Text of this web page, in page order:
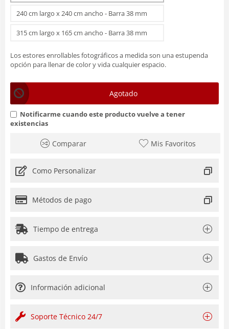
240 cm largo x 240 cm ancho - Barra 38 mm
315 cm largo x 165 cm ancho - Barra 38 mm
Los estores enrollables fotográficos a medida son una estupenda
opción para llenar de color y vida cualquier espacio.
Agotado
Notificarme cuando este producto vuelve a tener
existencias
Comparar Mis Favoritos
Como Personalizar
Métodos de pago
Tiempo de entrega
Gastos de Envío
Información adicional
Soporte Técnico 24/7